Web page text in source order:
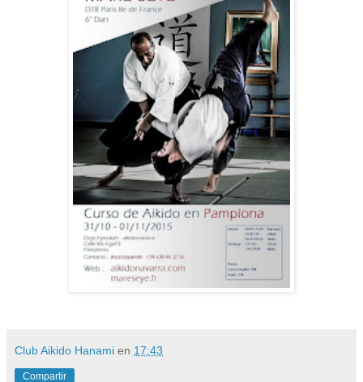
Club Aikido Hanami en 17:43
Compartir